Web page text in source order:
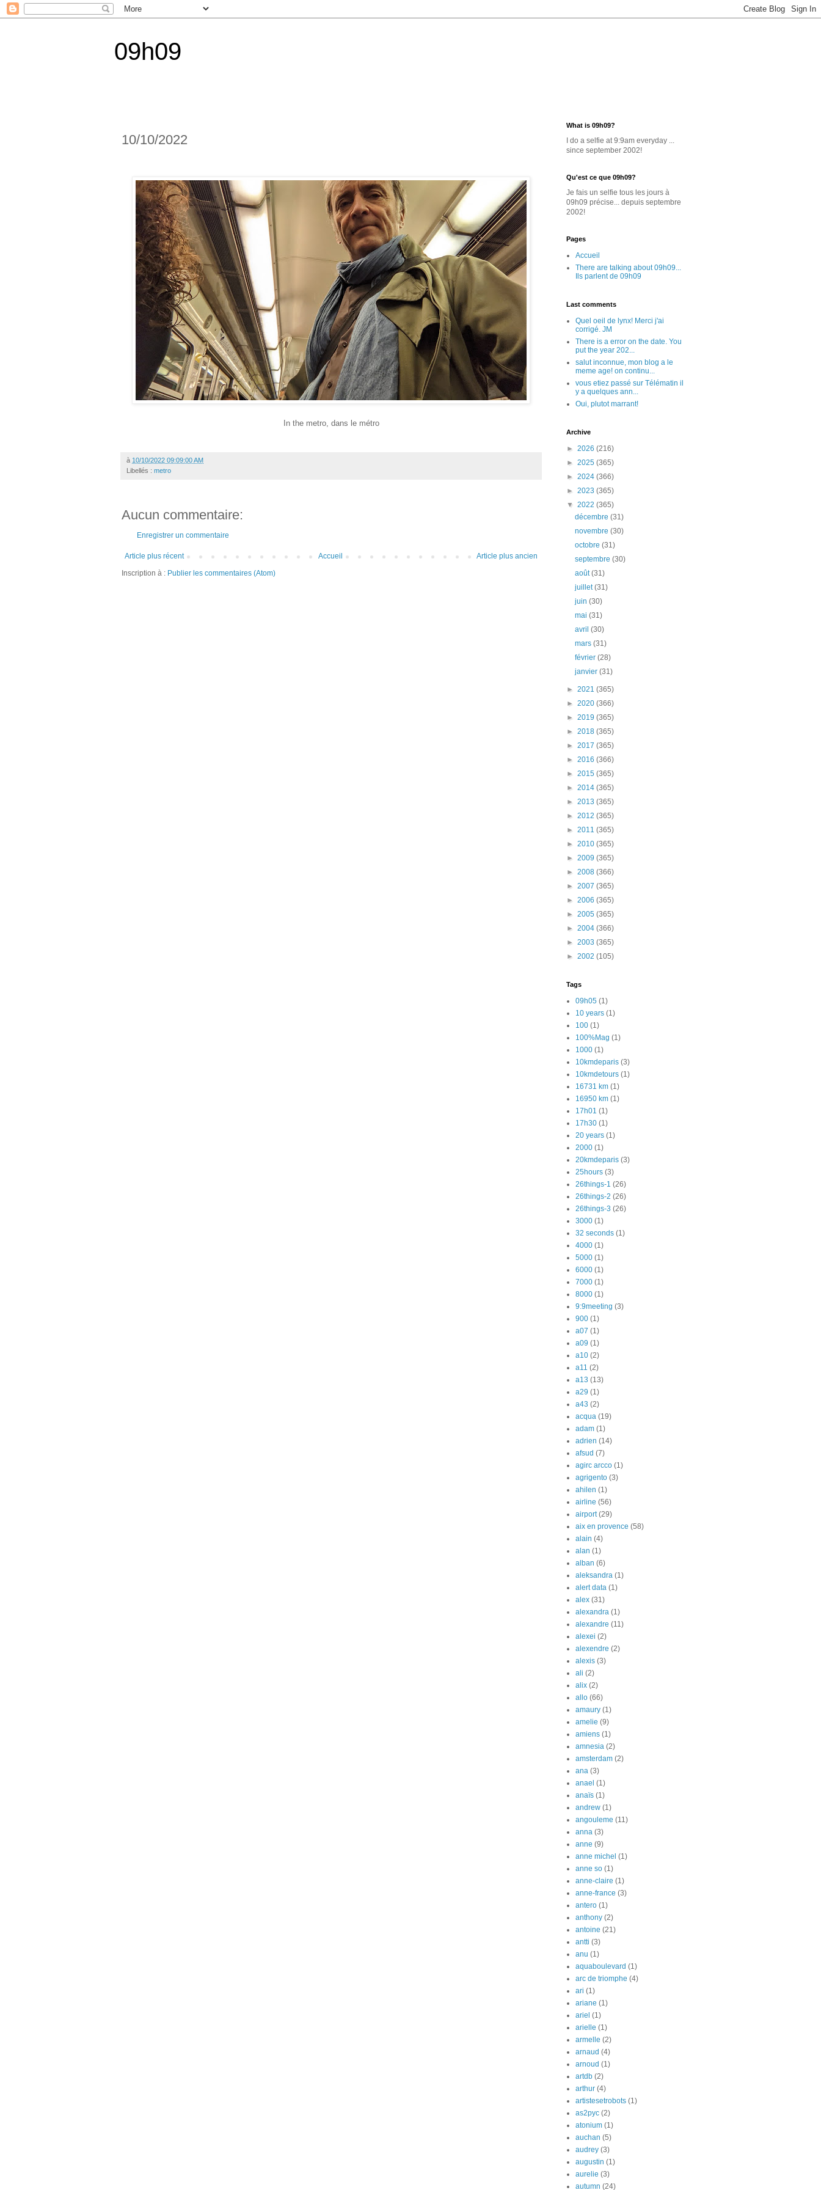
09h09
10/10/2022
In the metro, dans le métro
à 10/10/2022 09:09:00 AM
Libellés : metro
Aucun commentaire:
Enregistrer un commentaire
Article plus récent Article plus ancien
Accueil
Inscription à : Publier les commentaires (Atom)
What is 09h09?
I do a selfie at 9:9am everyday ...
since september 2002!
Qu'est ce que 09h09?
Je fais un selfie tous les jours à
09h09 précise... depuis septembre
2002!
Pages
Accueil
There are talking about 09h09...
Ils parlent de 09h09
Last comments
Quel oeil de lynx! Merci j'ai
corrigé. JM
There is a error on the date. You
put the year 202...
salut inconnue, mon blog a le
meme age! on continu...
vous etiez passé sur Télématin il
y a quelques ann...
Oui, plutot marrant!
Archive
► 2026 (216)
► 2025 (365)
► 2024 (366)
► 2023 (365)
▼ 2022 (365)
décembre(31)
novembre(30)
octobre(31)
septembre(30)
août(31)
juillet(31)
juin(30)
mai(31)
avril(30)
mars(31)
février(28)
janvier(31)
► 2021 (365)
► 2020 (366)
► 2019 (365)
► 2018 (365)
► 2017 (365)
► 2016 (366)
► 2015 (365)
► 2014 (365)
► 2013 (365)
► 2012 (365)
► 2011 (365)
► 2010 (365)
► 2009 (365)
► 2008 (366)
► 2007 (365)
► 2006 (365)
► 2005 (365)
► 2004 (366)
► 2003 (365)
► 2002 (105)
Tags
09h05 (1)
10 years (1)
100 (1)
100%Mag (1)
1000 (1)
10kmdeparis (3)
10kmdetours (1)
16731 km (1)
16950 km (1)
17h01 (1)
17h30 (1)
20 years (1)
2000 (1)
20kmdeparis (3)
25hours (3)
26things-1 (26)
26things-2 (26)
26things-3 (26)
3000 (1)
32 seconds (1)
4000 (1)
5000 (1)
6000 (1)
7000 (1)
8000 (1)
9:9meeting (3)
900 (1)
a07 (1)
a09 (1)
a10 (2)
a11 (2)
a13 (13)
a29 (1)
a43 (2)
acqua (19)
adam (1)
adrien (14)
afsud (7)
agirc arcco (1)
agrigento (3)
ahilen (1)
airline (56)
airport (29)
aix en provence (58)
alain (4)
alan (1)
alban (6)
aleksandra (1)
alert data (1)
alex (31)
alexandra (1)
alexandre (11)
alexei (2)
alexendre (2)
alexis (3)
ali (2)
alix (2)
allo (66)
amaury (1)
amelie (9)
amiens (1)
amnesia (2)
amsterdam (2)
ana (3)
anael (1)
anaïs (1)
andrew (1)
angouleme (11)
anna (3)
anne (9)
anne michel (1)
anne so (1)
anne-claire (1)
anne-france (3)
antero (1)
anthony (2)
antoine (21)
antti (3)
anu (1)
aquaboulevard (1)
arc de triomphe (4)
ari (1)
ariane (1)
ariel (1)
arielle (1)
armelle (2)
arnaud (4)
arnoud (1)
artdb (2)
arthur (4)
artistesetrobots (1)
as2pyc (2)
atonium (1)
auchan (5)
audrey (3)
augustin (1)
aurelie (3)
autumn (24)